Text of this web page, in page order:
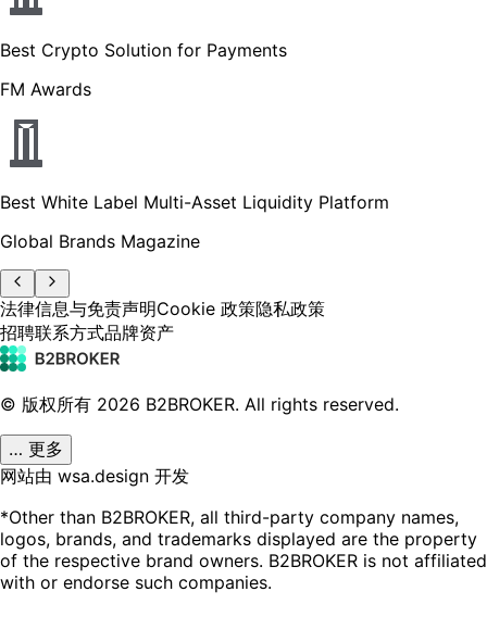
Best Crypto Solution for Payments
FM Awards
Best White Label Multi-Asset Liquidity Platform
Global Brands Magazine
法律信息与免责声明Cookie 政策隐私政策
招聘联系方式品牌资产
© 版权所有 2026 B2BROKER. All rights reserved.
… 更多
网站由 wsa.design 开发
*Other than B2BROKER, all third-party company names,
logos, brands, and trademarks displayed are the property
of the respective brand owners. B2BROKER is not affiliated
with or endorse such companies.